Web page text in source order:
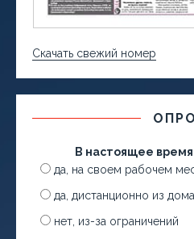
Скачать свежий номер
В настоящее
да, на своем рабочем
да, дистанционно из дома
нет, из-за ограничений